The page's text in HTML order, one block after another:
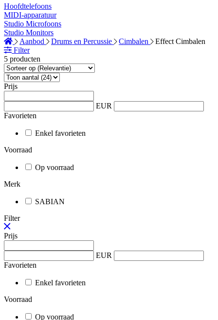
Hoofdtelefoons
MIDI-apparatuur
Studio Microfoons
Studio Monitors
Aanbod
Drums en Percussie Cimbalen
Effect Cimbalen
Filter
5 producten
Prijs
EUR
Favorieten
Enkel favorieten
Voorraad
Op voorraad
Merk
SABIAN
Filter
Prijs
EUR
Favorieten
Enkel favorieten
Voorraad
Op voorraad